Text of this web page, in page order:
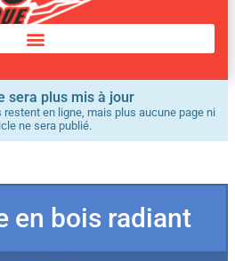
sera plus mis à jour
en ligne, mais plus aucune page ni
ne sera publié.
en bois radiant